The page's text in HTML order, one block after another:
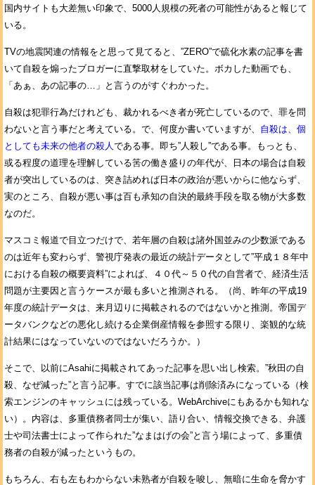
国内サイトも大差無い印象で、5000人規模の死者の可能性があると報じて
いる。
TVの地震関連の情報をと思って見てると、”ZERO”で硫化水素の記事を書
いて自殺を煽ったブロガーに直撃取材をしていた。ボカした動画でも、
「あぁ、あの記事の…」と言うのがすぐわかった。
自殺は犯罪行為だけれども、裁かれるべき者が死亡しているので、罪を問
わないと言う事だと考えている。で、何度か書いていますが、 自殺は、個
としても未来の他者の殺人である事。即ち”人殺し”である事。もっとも、
或る程度の道理を理解している筈の働き盛りの年代が、日本の場合は自殺
者が突出しているのは、突き詰めれば日本の政治が悪いからに他ならず、
実のところ、自殺が悪い事は百も承知の自決的最終手段を取る物が大多数
なのだ。
マスコミ報道で目立つだけで、若年層の自殺は諸外国並みの少数派である
のは近年も変わらず、警視庁発表の最近の統計データとして”平成１８年中
における自殺の概要資料”によれば、４０代～５０代の自営者で、経済生活
問題が主要因と言うケースが最も多いと推測される。（尚、昨年の平成19
年度の統計データは、来月辺りに掲載されるのではないかと推測。帝国デ
ータバンクなどの悪化し続ける企業倒産情報を参照する限り、楽観的な統
計結果にはなっていないのではないだろうか。）
そこで、以前にAsahiに掲載されてあった記事を思い出し検索。”秋田の自
殺、なぜ減った”と言う記事。すでに該当記事は削除済みになっている（検
索エンジンのキャッシュには残っている。WebArchiveにもあるかも知れな
い）。内容は、多重債務者同士が集い、語り合い、情報交換できる、弁護
士や司法書士によって作られた”なまはげの会”と言う場によって、多重債
務者の自殺が減ったというもの。
もちろん、右も左もわからない未熟者が自殺を唆し、無暗に生命を脅かす